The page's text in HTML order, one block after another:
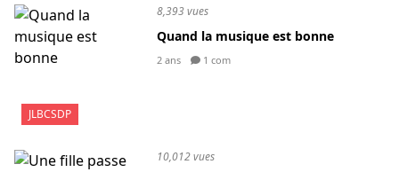
JLBCSDP
8,393 vues
Quand la musique est bonne
2 ans 1 com
10,012 vues